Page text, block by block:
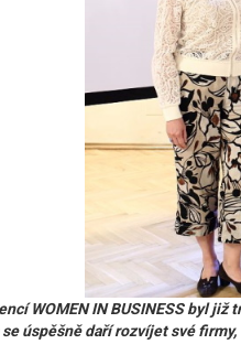
WOMEN IN BUSINESS byl
úspěšně daří rozvíjet své